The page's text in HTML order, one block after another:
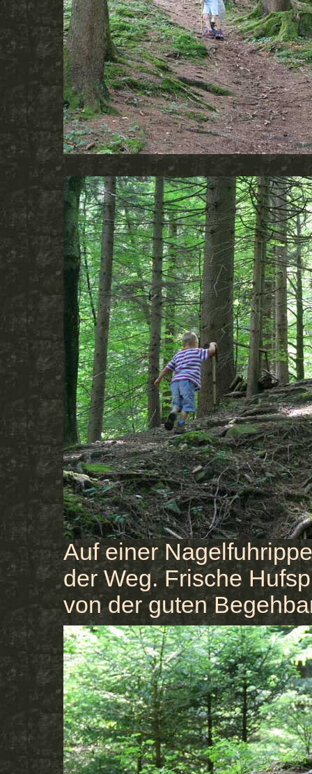
Auf einer
der Weg. Frische
von der guten